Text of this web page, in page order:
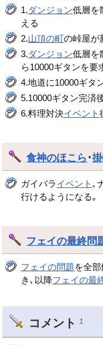
1.ダンジョン低層を
える
2.山頂の町の峠屋が
3.ダンジョン低層を
ら10000ギタンを要
4.地道に10000ギタ
5.10000ギタン完済
6.料理対決イベント
食神のほこら ･
ガイバライベント ､
行けるようになる｡
フェイの最終問
フェイの問題 を全
き､以降フェイの最
コメント †